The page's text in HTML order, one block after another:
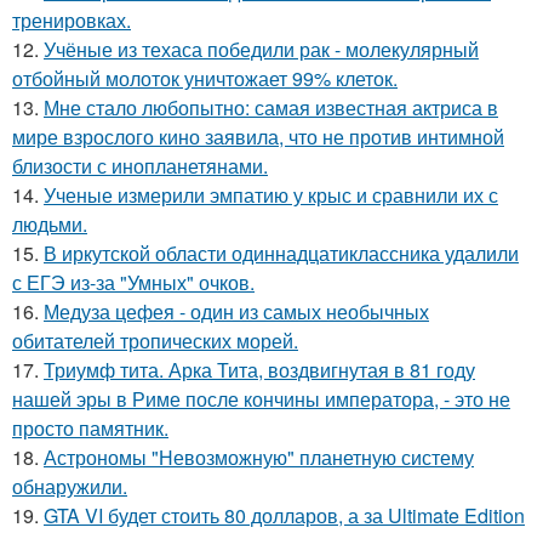
тренировках.
12. Учёные из техаса победили рак - молекулярный
отбойный молоток уничтожает 99% клеток.
13. Мне стало любопытно: самая известная актриса в
мире взрослого кино заявила, что не против интимной
близости с инопланетянами.
14. Ученые измерили эмпатию у крыс и сравнили их с
людьми.
15. В иркутской области одиннадцатиклассника удалили
с ЕГЭ из-за "Умных" очков.
16. Медуза цефея - один из самых необычных
обитателей тропических морей.
17. Триумф тита. Арка Тита, воздвигнутая в 81 году
нашей эры в Риме после кончины императора, - это не
просто памятник.
18. Астрономы "Невозможную" планетную систему
обнаружили.
19. GTA VI будет стоить 80 долларов, а за Ultimate Edition